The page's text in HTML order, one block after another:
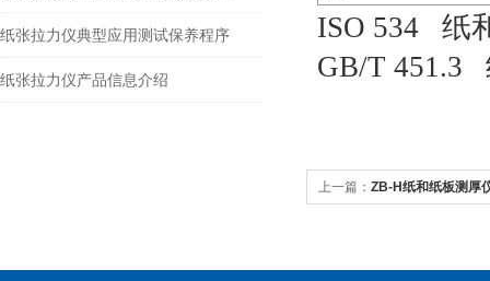
纸张拉力仪典型应用测试保养程序
纸张拉力仪产品信息介绍
ISO 534
纸
GB/T 451.3
上一篇： ZB-H纸和纸板测厚